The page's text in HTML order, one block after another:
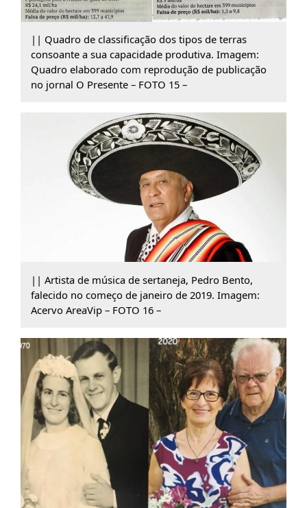
|| Quadro de classificação dos tipos de terras
consoante a sua capacidade produtiva. Imagem:
Quadro elaborado com reprodução de publicação
no jornal O Presente – FOTO 15 –
|| Artista de música de sertaneja, Pedro Bento,
falecido no começo de janeiro de 2019. Imagem:
Acervo AreaVip – FOTO 16 –